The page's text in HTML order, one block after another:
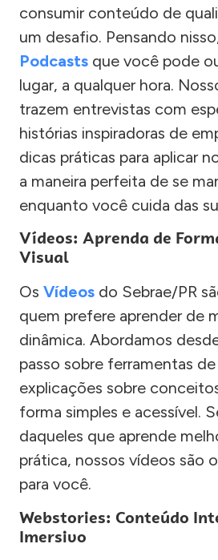
consumir conteúdo de
um desafio. Pensando
Podcasts que você pode
lugar, a qualquer hora.
trazem entrevistas com
histórias inspiradoras de
dicas práticas para aplicar
a maneira perfeita de se
enquanto você cuida das
Vídeos: Aprenda de
Visual
Os Vídeos do Sebrae/PR
quem prefere aprender de
dinâmica. Abordamos
passo sobre ferramentas
explicações sobre
forma simples e acessível.
daqueles que aprende
prática, nossos vídeos são
para você.
Webstories: Conteúdo
Imersivo